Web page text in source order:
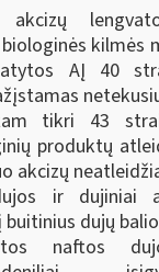
akcizų
kilmės
AĮ 40
tikri 43
produktų
akcizų
ir dujiniai
dujų
naftos